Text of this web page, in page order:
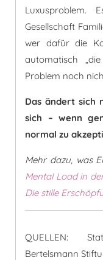
Gesellschaft
wer dafür die
automatisch
Problem noch
Das ändert sich
sich – wenn
normal zu
Mehr dazu, was
Mental Load in
Die stille
QUELLEN:
Bertelsmann